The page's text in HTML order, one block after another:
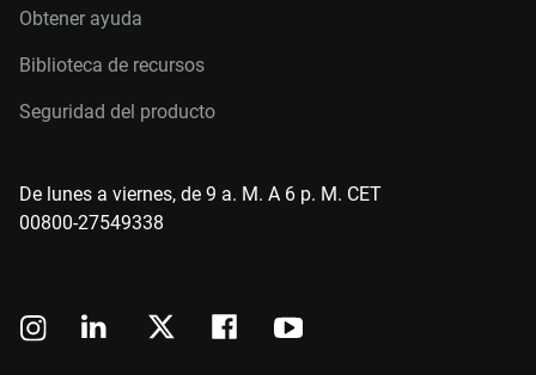
Obtener ayuda
Biblioteca de recursos
Seguridad del producto
De lunes a viernes, de 9 a. M. A 6 p. M. CET
00800-27549338